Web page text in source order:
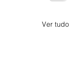
Ver tudo